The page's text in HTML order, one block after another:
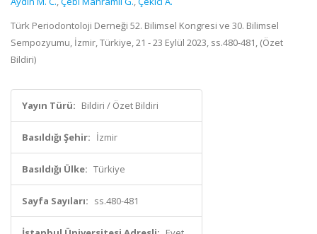
Türk Periodontoloji Derneği 52. Bilimsel Kongresi ve 30. Bilimsel
Sempozyumu, İzmir, Türkiye, 21 - 23 Eylül 2023, ss.480-481, (Özet
Bildiri)
Yayın Türü: Bildiri / Özet Bildiri
Basıldığı Şehir: İzmir
Basıldığı Ülke: Türkiye
Sayfa Sayıları: ss.480-481